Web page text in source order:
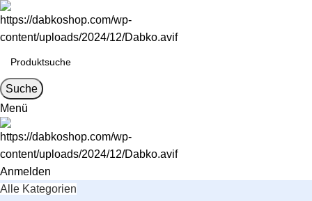
Suche
Menü
Anmelden
Alle Kategorien